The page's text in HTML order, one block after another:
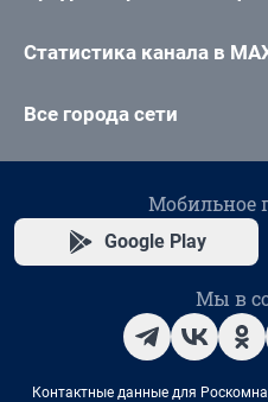
Статистика канала в
Все города сети
Мобильное
Google Play
Мы в
Контактные данные для